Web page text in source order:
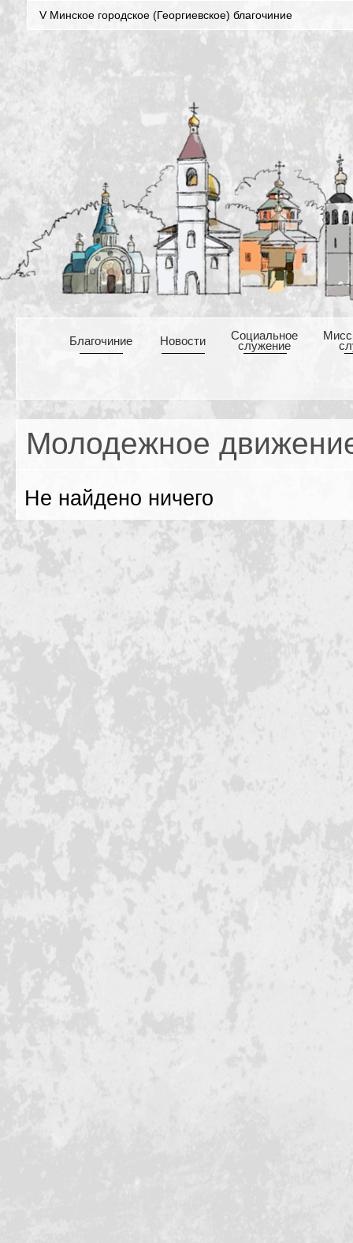
V Минское городское (Георгиевское) благочиние
Благочиние Новости Cоциальное
служение
Молодежное
Не найдено ничего